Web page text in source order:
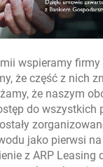
wspieramy
że część z nich
że naszym
do wszystkich
jako pierwsi
z ARP Leasing